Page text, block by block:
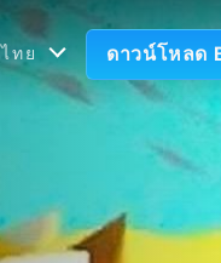
ไทย ดาวน์โหลด